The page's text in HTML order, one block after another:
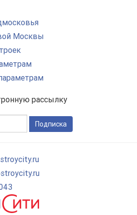
Москвы
рассылку
Подписка